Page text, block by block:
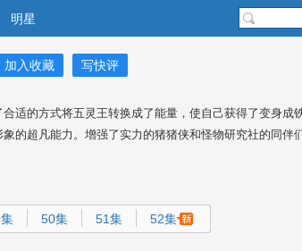
明星
加入收藏 写快评
适的方式将五灵王转换成了能量，使自己获得了变身成
的超凡能力。增强了实力的猪猪侠和怪物研究社的同伴
50集 51集 52集